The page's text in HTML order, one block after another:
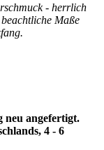
- herrlich
Maße
neu angefertigt.
4 - 6